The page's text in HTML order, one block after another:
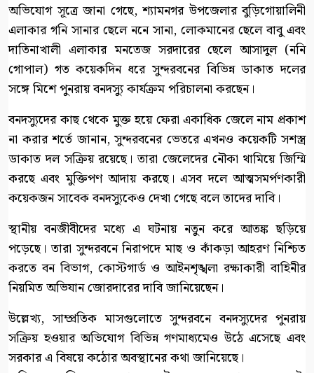
অভিযোগ সূত্রে জানা গেছে, শ্যামনগর উপজেলার বুড়িগোয়ালিনী
এলাকার গনি সানার ছেলে ননে সানা, লোকমানের ছেলে বাবু এবং
দাতিনাখালী এলাকার মনতেজ সরদারের ছেলে আসাদুল (ননি
গোপাল) গত কয়েকদিন ধরে সুন্দরবনের বিভিন্ন ডাকাত দলের
সঙ্গে মিশে পুনরায় বনদস্যু কার্যক্রম পরিচালনা করছেন।
বনদস্যুদের কাছ থেকে মুক্ত হয়ে ফেরা একাধিক জেলে নাম প্রকাশ
না করার শর্তে জানান, সুন্দরবনের ভেতরে এখনও কয়েকটি সশস্ত্র
ডাকাত দল সক্রিয় রয়েছে। তারা জেলেদের নৌকা থামিয়ে জিম্মি
করছে এবং মুক্তিপণ আদায় করছে। এসব দলে আত্মসমর্পণকারী
কয়েকজন সাবেক বনদস্যুকেও দেখা গেছে বলে তাদের দাবি।
স্থানীয় বনজীবীদের মধ্যে এ ঘটনায় নতুন করে আতঙ্ক ছড়িয়ে
পড়েছে। তারা সুন্দরবনে নিরাপদে মাছ ও কাঁকড়া আহরণ নিশ্চিত
করতে বন বিভাগ, কোস্টগার্ড ও আইনশৃঙ্খলা রক্ষাকারী বাহিনীর
নিয়মিত অভিযান জোরদারের দাবি জানিয়েছেন।
উল্লেখ্য, সাম্প্রতিক মাসগুলোতে সুন্দরবনে বনদস্যুদের পুনরায়
সক্রিয় হওয়ার অভিযোগ বিভিন্ন গণমাধ্যমেও উঠে এসেছে এবং
সরকার এ বিষয়ে কঠোর অবস্থানের কথা জানিয়েছে।